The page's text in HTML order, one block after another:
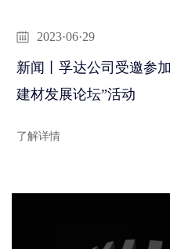
2023·06·29
新闻丨孚达公司受邀参
建材发展论坛”活动
了解详情